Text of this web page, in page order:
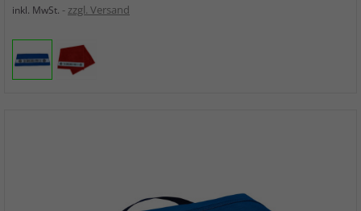
inkl. MwSt. zzgl. Versand